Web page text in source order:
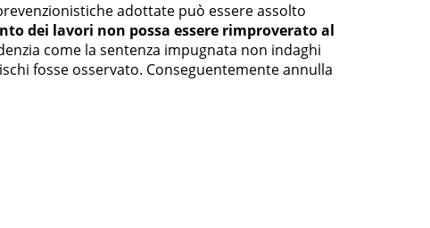
adottate può essere assolto
dei lavori non possa essere rimproverato al
come la sentenza impugnata non indaghi
fosse osservato. Conseguentemente annulla